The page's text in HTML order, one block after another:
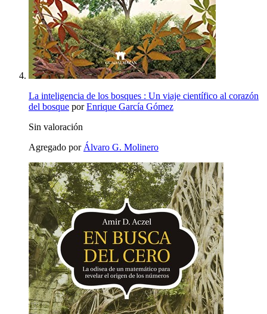
La inteligencia de los bosques : Un viaje científico al corazón
del bosque porEnrique García Gómez
Sin valoración
Agregado por Álvaro G. Molinero